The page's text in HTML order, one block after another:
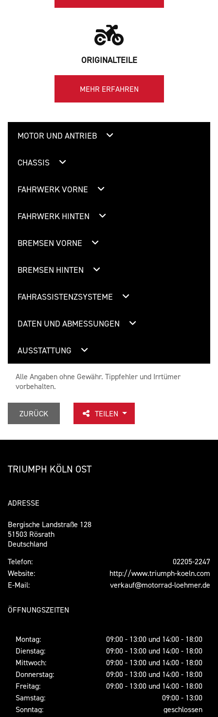
ORIGINALTEILE
MEHR ERFAHREN
MOTOR UND ANTRIEB
CHASSIS
FAHRWERK VORNE
FAHRWERK HINTEN
BREMSEN VORNE
BREMSEN HINTEN
FAHRASSISTENZSYSTEME
DATEN UND ABMESSUNGEN
AUSSTATTUNG
Alle Angaben ohne Gewähr. Tippfehler und Irrtümer
vorbehalten.
ZURÜCK TEILEN
TRIUMPH KÖLN OST
ADRESSE
Bergische Landstraße 128
51503 Rösrath
Deutschland
Telefon:
02205-2247
Website:
http://www.triumph-koeln.com
E-Mail:
verkauf@motorrad-loehmer.de
ÖFFNUNGSZEITEN
Montag:
09:00 - 13:00 und 14:00 - 18:00
Dienstag:
09:00 - 13:00 und 14:00 - 18:00
Mittwoch:
09:00 - 13:00 und 14:00 - 18:00
Donnerstag:
09:00 - 13:00 und 14:00 - 18:00
Freitag:
09:00 - 13:00 und 14:00 - 18:00
Samstag:
09:00 - 13:00
Sonntag:
geschlossen